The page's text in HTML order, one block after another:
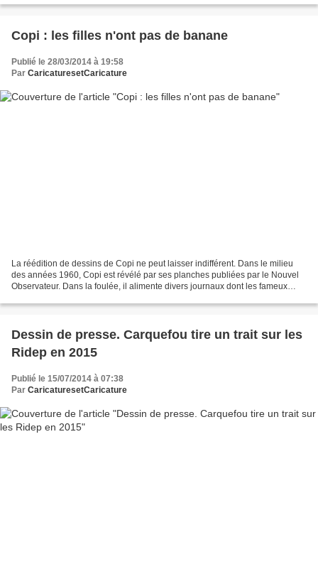
Copi : les filles n'ont pas de banane
Publié le 28/03/2014 à 19:58
Par CaricaturesetCaricature
La réédition de dessins de Copi ne peut laisser indifférent. Dans le milieu
des années 1960, Copi est révélé par ses planches publiées par le Nouvel
Observateur. Dans la foulée, il alimente divers journaux dont les fameux
Dessin de presse. Carquefou tire un trait sur les
Ridep en 2015
Publié le 15/07/2014 à 07:38
Par CaricaturesetCaricature